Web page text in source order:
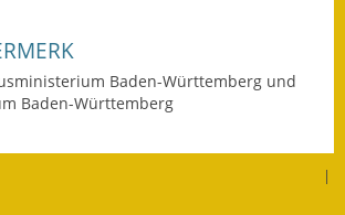
Bürgerhaus
Baden-Württemberg und
Baden-Württemberg
|